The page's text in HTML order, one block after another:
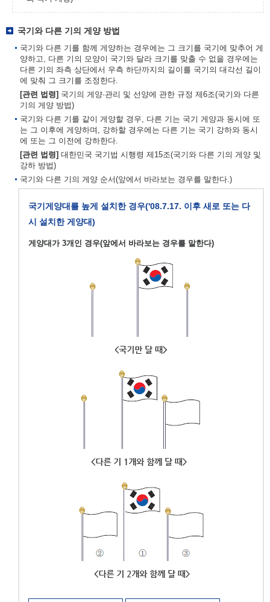
국기와 다른 기의 게양 방법
국기와 다른 기를 함께 게양하는 경우에는 그 크기를 국기에 맞추어 게
양하고, 다른 기의 모양이 국기와 달라 크기를 맞출 수 없을 경우에는
다른 기의 좌측 상단에서 우측 하단까지의 길이를 국기의 대각선 길이
에 맞춰 그 크기를 조정한다.
[관련 법령] 국기의 게양·관리 및 선양에 관한 규정 제6조(국기와 다른
기의 게양 방법)
국기와 다른 기를 같이 게양할 경우, 다른 기는 국기 게양과 동시에 또
는 그 이후에 게양하며, 강하할 경우에는 다른 기는 국기 강하와 동시
에 또는 그 이전에 강하한다.
[관련 법령] 대한민국 국기법 시행령 제15조(국기와 다른 기의 게양 및
강하 방법)
국기와 다른 기의 게양 순서(앞에서 바라보는 경우를 말한다.)
국기게양대를 높게 설치한 경우('08.7.17. 이후 새로 또는 다
시 설치한 게양대)
게양대가 3개인 경우(앞에서 바라보는 경우를 말한다)